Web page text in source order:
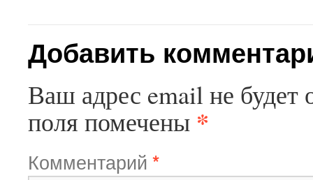
Добавить
Ваш адрес email не будет
поля помечены *
Комментарий *